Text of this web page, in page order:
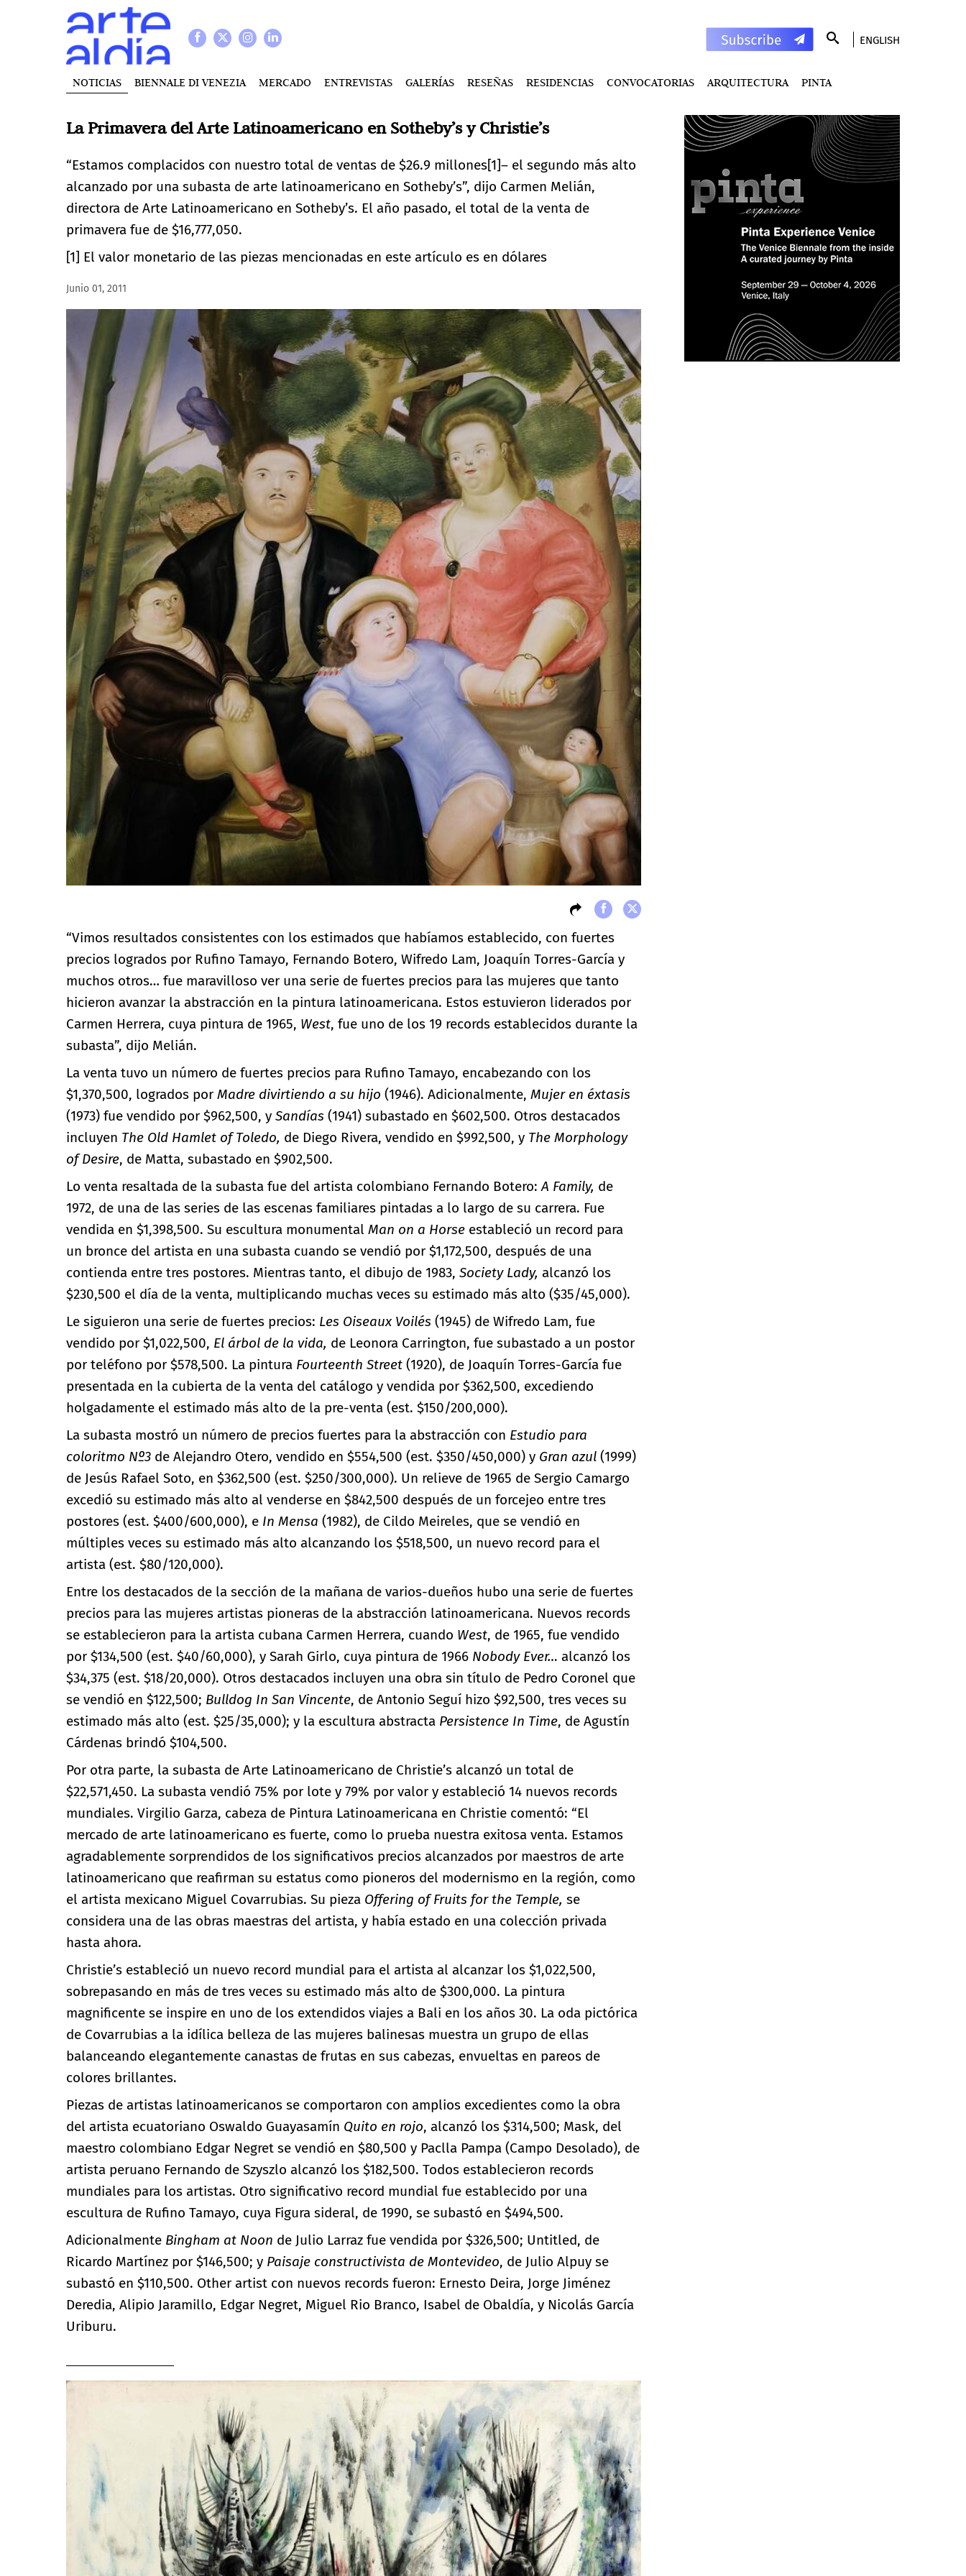
ENGLISH
NOTICIAS BIENNALE DI VENEZIA MERCADO ENTREVISTAS GALERÍAS RESEÑAS RESIDENCIAS CONVOCATORIAS ARQUITECTURA PINTA
La Primavera del Arte Latinoamericano en Sotheby’s y Christie’s
“Estamos complacidos con nuestro total de ventas de $26.9 millones[1]– el segundo más alto
alcanzado por una subasta de arte latinoamericano en Sotheby’s”, dijo Carmen Melián,
directora de Arte Latinoamericano en Sotheby’s. El año pasado, el total de la venta de
primavera fue de $16,777,050.
[1] El valor monetario de las piezas mencionadas en este artículo es en dólares
Junio 01, 2011
“Vimos resultados consistentes con los estimados que habíamos establecido, con fuertes
precios logrados por Rufino Tamayo, Fernando Botero, Wifredo Lam, Joaquín Torres-García y
muchos otros… fue maravilloso ver una serie de fuertes precios para las mujeres que tanto
hicieron avanzar la abstracción en la pintura latinoamericana. Estos estuvieron liderados por
Carmen Herrera, cuya pintura de 1965, West, fue uno de los 19 records establecidos durante la
subasta”, dijo Melián.
La venta tuvo un número de fuertes precios para Rufino Tamayo, encabezando con los
$1,370,500, logrados por Madre divirtiendo a su hijo (1946). Adicionalmente, Mujer en éxtasis
(1973) fue vendido por $962,500, y Sandías (1941) subastado en $602,500. Otros destacados
incluyen The Old Hamlet of Toledo, de Diego Rivera, vendido en $992,500, y The Morphology
of Desire, de Matta, subastado en $902,500.
Lo venta resaltada de la subasta fue del artista colombiano Fernando Botero:A Family, de
1972, de una de las series de las escenas familiares pintadas a lo largo de su carrera. Fue
vendida en $1,398,500. Su escultura monumental Man on a Horse estableció un record para
un bronce del artista en una subasta cuando se vendió por $1,172,500, después de una
contienda entre tres postores. Mientras tanto, el dibujo de 1983, Society Lady, alcanzó los
$230,500 el día de la venta, multiplicando muchas veces su estimado más alto ($35/45,000).
Le siguieron una serie de fuertes precios: Les Oiseaux Voilés (1945) de Wifredo Lam, fue
vendido por $1,022,500, El árbol de la vida, de Leonora Carrington, fue subastado a un postor
por teléfono por $578,500. La pintura Fourteenth Street (1920), de Joaquín Torres-García fue
presentada en la cubierta de la venta del catálogo y vendida por $362,500, excediendo
holgadamente el estimado más alto de la pre-venta (est. $150/200,000).
La subasta mostró un número de precios fuertes para la abstracción con Estudio para
coloritmo Nº3 de Alejandro Otero, vendido en $554,500 (est. $350/450,000) y Gran azul (1999)
de Jesús Rafael Soto, en $362,500 (est. $250/300,000). Un relieve de 1965 de Sergio Camargo
excedió su estimado más alto al venderse en $842,500 después de un forcejeo entre tres
postores (est. $400/600,000), e In Mensa (1982), de Cildo Meireles, que se vendió en
múltiples veces su estimado más alto alcanzando los $518,500, un nuevo record para el
artista (est. $80/120,000).
Entre los destacados de la sección de la mañana de varios-dueños hubo una serie de fuertes
precios para las mujeres artistas pioneras de la abstracción latinoamericana. Nuevos records
se establecieron para la artista cubana Carmen Herrera, cuando West, de 1965, fue vendido
por $134,500 (est. $40/60,000), y Sarah Girlo, cuya pintura de 1966 Nobody Ever… alcanzó los
$34,375 (est. $18/20,000). Otros destacados incluyen una obra sin título de Pedro Coronel que
se vendió en $122,500; Bulldog In San Vincente, de Antonio Seguí hizo $92,500, tres veces su
estimado más alto (est. $25/35,000); y la escultura abstracta Persistence In Time, de Agustín
Cárdenas brindó $104,500.
Por otra parte, la subasta de Arte Latinoamericano de Christie’s alcanzó un total de
$22,571,450. La subasta vendió 75% por lote y 79% por valor y estableció 14 nuevos records
mundiales. Virgilio Garza, cabeza de Pintura Latinoamericana en Christie comentó: “El
mercado de arte latinoamericano es fuerte, como lo prueba nuestra exitosa venta. Estamos
agradablemente sorprendidos de los significativos precios alcanzados por maestros de arte
latinoamericano que reafirman su estatus como pioneros del modernismo en la región, como
el artista mexicano Miguel Covarrubias. Su pieza Offering of Fruits for the Temple, se
considera una de las obras maestras del artista, y había estado en una colección privada
hasta ahora.
Christie’s estableció un nuevo record mundial para el artista al alcanzar los $1,022,500,
sobrepasando en más de tres veces su estimado más alto de $300,000. La pintura
magnificente se inspire en uno de los extendidos viajes a Bali en los años 30. La oda pictórica
de Covarrubias a la idílica belleza de las mujeres balinesas muestra un grupo de ellas
balanceando elegantemente canastas de frutas en sus cabezas, envueltas en pareos de
colores brillantes.
Piezas de artistas latinoamericanos se comportaron con amplios excedientes como la obra
del artista ecuatoriano Oswaldo Guayasamín Quito en rojo, alcanzó los $314,500; Mask, del
maestro colombiano Edgar Negret se vendió en $80,500 y Paclla Pampa (Campo Desolado), de
artista peruano Fernando de Szyszlo alcanzó los $182,500. Todos establecieron records
mundiales para los artistas. Otro significativo record mundial fue establecido por una
escultura de Rufino Tamayo, cuya Figura sideral, de 1990, se subastó en $494,500.
Adicionalmente Bingham at Noon de Julio Larraz fue vendida por $326,500; Untitled, de
Ricardo Martínez por $146,500; y Paisaje constructivista de Montevideo, de Julio Alpuy se
subastó en $110,500. Other artist con nuevos records fueron: Ernesto Deira, Jorge Jiménez
Deredia, Alipio Jaramillo, Edgar Negret, Miguel Rio Branco, Isabel de Obaldía, y Nicolás García
Uriburu.